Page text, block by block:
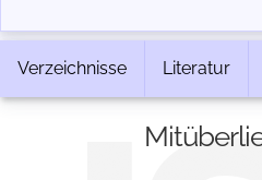
Verzeichnisse Literatur